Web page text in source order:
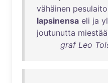
vähäinen
lapsinensa eli ja
joutunutta
graf Leo